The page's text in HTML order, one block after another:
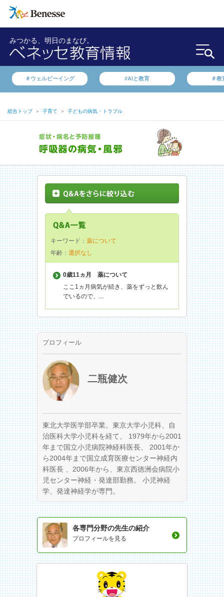
みつかる、明日のまなび。
＃ウェルビーイング #AIと教育 ＃教
総合トップ ＞ 子育て ＞ 子どもの病気・トラブル
キーワード： 薬について
年齢： 選択なし
0歳11ヵ月
薬について
ここ1ヵ月病気が続き、薬をずっと飲ん
でいるので、...
プロフィール
二瓶健次
東北大学医学部卒業。東京大学小児科、自
治医科大学小児科を経て、 1979年から2001
年まで国立小児病院神経科医長、 2001年か
ら2004年まで国立成育医療センター神経内
科医長 、2006年から、東京西徳洲会病院小
児センター神経・発達部勤務。 小児神経
学、発達神経学が専門。
各専門分野の先生の紹介
プロフィールを見る